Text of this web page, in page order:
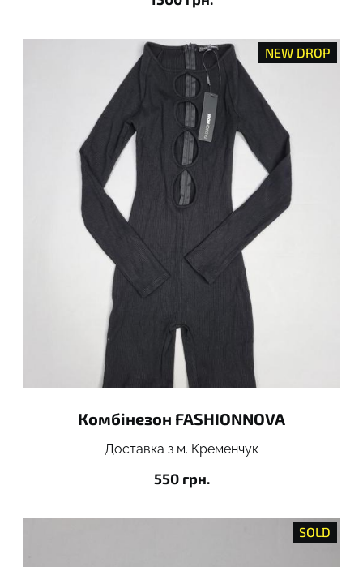
NEW DROP
Комбінезон FASHIONNOVA
Доставка з м. Кременчук
550 грн.
SOLD